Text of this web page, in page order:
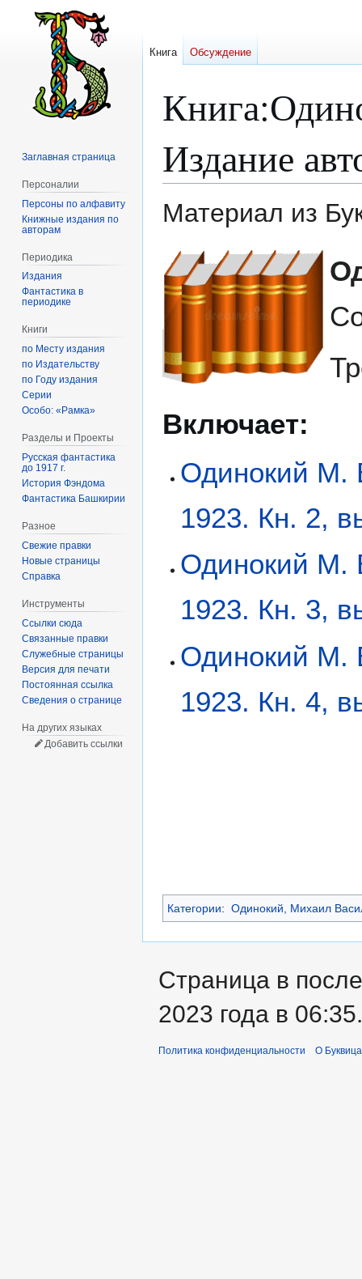
Книга:
Издание
Материал из
Перейти
к
навигации
Перейти
к
поиску
Включает:
Одинокий М.
1923. Кн. 2,
Одинокий М.
1923. Кн. 3,
Одинокий М.
1923. Кн. 4,
Категории: Одинокий, Михаил
Книга Обсуждение
Заглавная страница
Персоналии
Персоны по алфавиту
Книжные издания по
авторам
Периодика
Издания
Фантастика в
периодике
Книги
по Месту издания
по Издательству
по Году издания
Серии
Особо: «Рамка»
Разделы и Проекты
Русская фантастика
до 1917 г.
История Фэндома
Фантастика Башкирии
Разное
Свежие правки
Новые страницы
Справка
Инструменты
Ссылки сюда
Связанные правки
Служебные страницы
Версия для печати
Постоянная ссылка
Сведения о странице
На других языках
Добавить ссылки
Страница в
2023 года в 06:35.
Политика конфиденциальности О Буквица